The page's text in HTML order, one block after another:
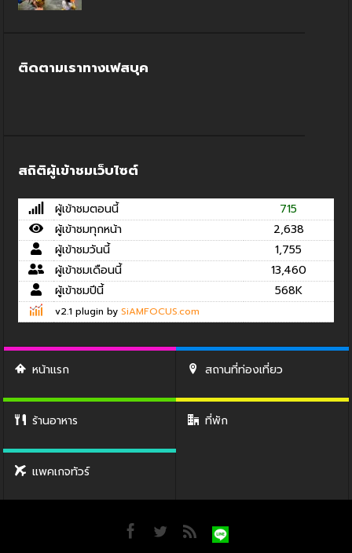
ติดตามเราทางเฟสบุค
สถิติผู้เข้าชมเว็บไซต์
ผู้เข้าชมตอนนี้
715
ผู้เข้าชมทุกหน้า
2,638
ผู้เข้าชมวันนี้
1,755
ผู้เข้าชมเดือนนี้
13,460
ผู้เข้าชมปีนี้
568K
v2.1 plugin by SiAMFOCUS.com
หน้าแรก สถานที่ท่องเที่ยว
ร้านอาหาร ที่พัก
แพคเกจทัวร์